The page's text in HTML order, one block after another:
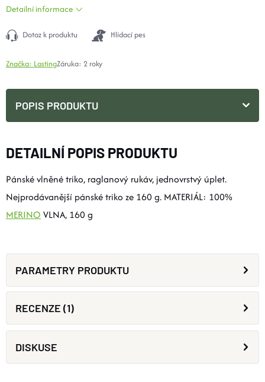
Detailní informace
Dotaz k produktu Hlídací pes
Značka: LastingZáruka: 2 roky
POPIS PRODUKTU
DETAILNÍ POPIS PRODUKTU
Pánské vlněné triko, raglanový rukáv, jednovrstvý úplet.
Nejprodávanější pánské triko ze 160 g. MATERIÁL: 100%
MERINO VLNA, 160 g
PARAMETRY PRODUKTU
RECENZE (1)
DISKUSE